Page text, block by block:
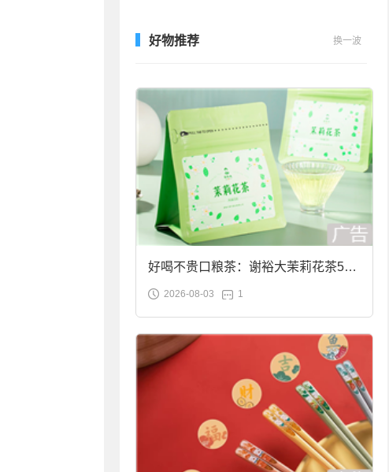
好物推荐 换一波
好喝不贵口粮茶：谢裕大茉莉花茶50g
袋装9.9元到手
2026-08-03 1